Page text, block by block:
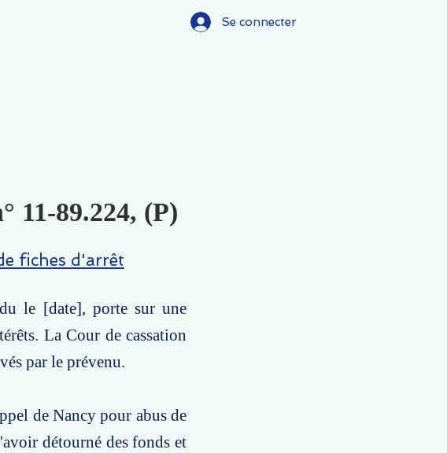
Se connecter
11-89.224, (P)
fiches d'arrêt
le [date], porte sur une
La Cour de cassation
par le prévenu.
de Nancy pour abus de
détourné des fonds et